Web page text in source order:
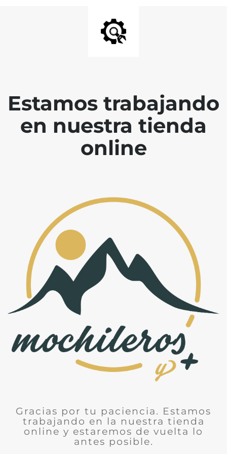
Estamos trabajando
en nuestra tienda
online
Gracias por tu paciencia. Estamos
trabajando en la nuestra tienda
online y estaremos de vuelta lo
antes posible.